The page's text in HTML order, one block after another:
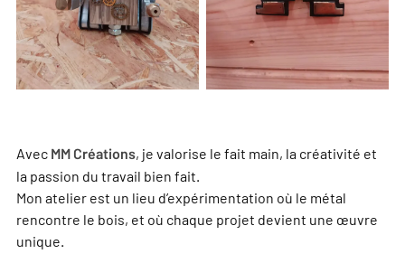
Avec MM Créations, je valorise le fait main, la créativité et
la passion du travail bien fait.
Mon atelier est un lieu d’expérimentation où le métal
rencontre le bois, et où chaque projet devient une œuvre
unique.